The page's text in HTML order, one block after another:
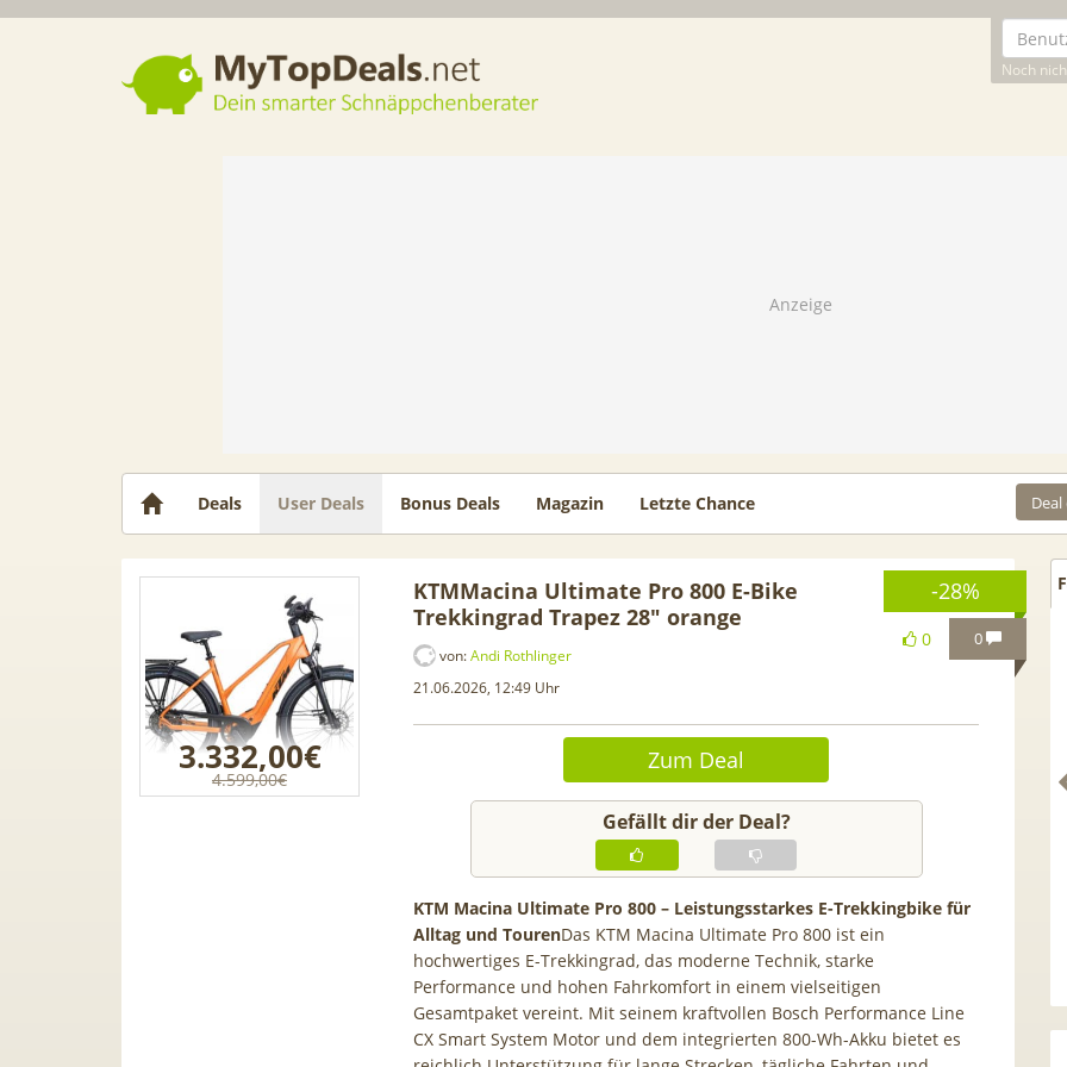
Noch
Dein smarter Schnäppchenberater
Deals User Deals Bonus Deals Magazin Letzte Chance
-28%
0
0
3.332,00€
4.599,00€
KTMMacina Ultimate Pro 800 E-Bike
Trekkingrad Trapez 28″ orange
von:Andi Rothlinger
21.06.2026, 12:49 Uhr
Zum Deal
Gefällt dir der Deal?
KTM Macina Ultimate Pro 800 – Leistungsstarkes E-Trekkingbike für
Alltag und TourenDas KTM Macina Ultimate Pro 800 ist ein
hochwertiges E-Trekkingrad, das moderne Technik, starke
Performance und hohen Fahrkomfort in einem vielseitigen
Gesamtpaket vereint. Mit seinem kraftvollen Bosch Performance Line
CX Smart System Motor und dem integrierten 800-Wh-Akku bietet es
📱 Apple iPhone 17 (256GB) für
199€ + 70GB Vodafone 5G für
34,99€ mtl. (+ 100€ Bonus) |
80GB für 29,99€ mit GigaKombi
[Eff. GRATIS!] 📲 Samsung
Galaxy S26 (256GB) für 169€ +
50GB 5G Otelo Vodafone Allnet
für 19,99€ + 50€ BONUS
50€ Wechselbonus! 🎉 50GB
Vodafone Allnet für 7,99€
| 0,00€ Anschlusskosten
5,91€